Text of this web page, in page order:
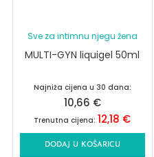
Sve za intimnu njegu žena
MULTI-GYN liquigel 50ml
Najniža cijena u 30 dana:
10,66 €
Trenutna cijena: 12,18 €
DODAJ U KOŠARICU